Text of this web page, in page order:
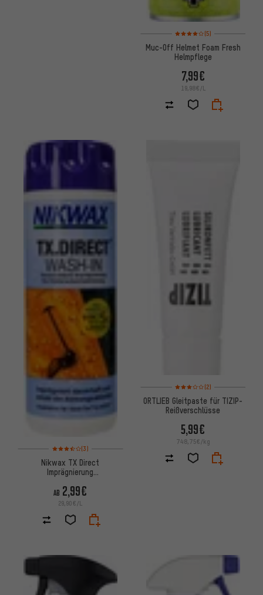
Bewertungen: 4 von 5
(5)
Muc-Off Helmet Foam Fresh
Helmpflege
7,99€
19,98€/L
Bewertungen: 3,5 von 5 basierend auf 3 Bewertungen
(3)
Nikwax TX Direct
Imprägnierung
AB 2,99€
29,90€/L
Bewertungen: 3 von 5
(2)
ORTLIEB Gleitpaste für TIZIP-
Reißverschlüsse
5,99€
748,75€/kg